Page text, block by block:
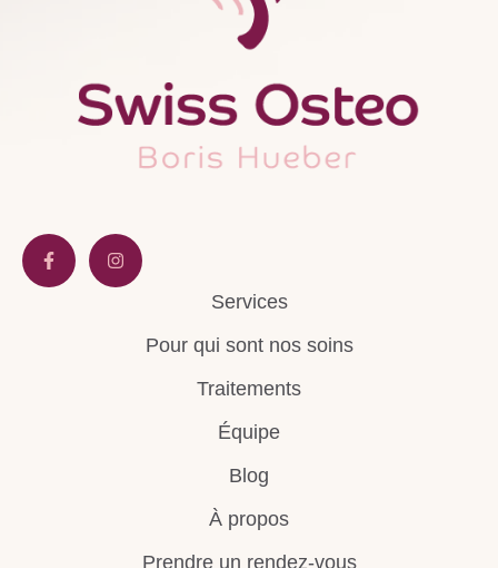
Services
Pour qui sont nos soins
Traitements
Équipe
Blog
À propos
Prendre un rendez-vous